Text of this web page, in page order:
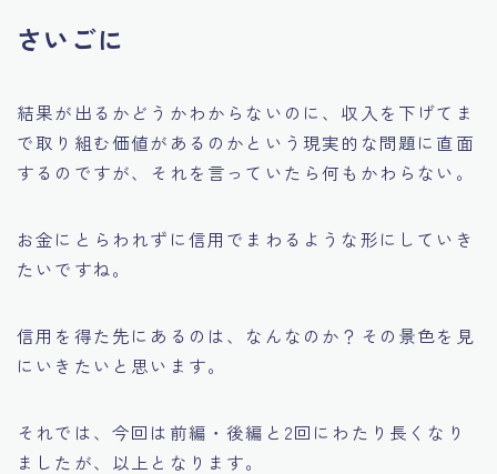
さいごに
結果が出るかどうかわからないのに、収入を下げてま
で取り組む価値があるのかという現実的な問題に直面
するのですが、それを言っていたら何もかわらない。
お金にとらわれずに信用でまわるような形にしていき
たいですね。
信用を得た先にあるのは、なんなのか？その景色を見
にいきたいと思います。
それでは、今回は前編・後編と2回にわたり長くなり
ましたが、以上となります。